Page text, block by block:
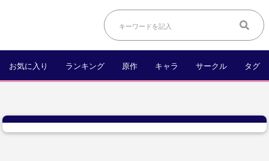
お気に入り ランキング 原作 キャラ サークル タグ